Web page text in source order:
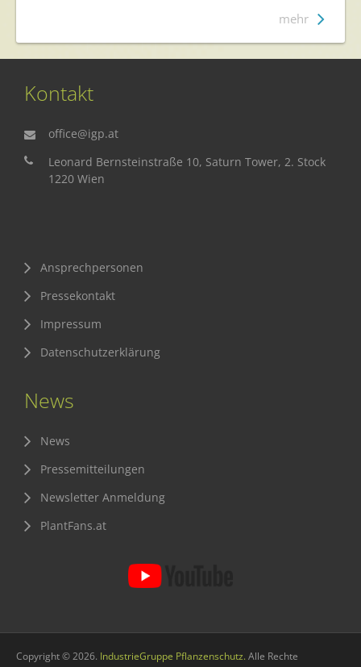
mehr
Kontakt
office@igp.at
Leonard Bernsteinstraße 10, Saturn Tower, 2. Stock
1220 Wien
Ansprechpersonen
Pressekontakt
Impressum
Datenschutzerklärung
News
News
Pressemitteilungen
Newsletter Anmeldung
PlantFans.at
Copyright © 2026. IndustrieGruppe Pflanzenschutz. Alle Rechte